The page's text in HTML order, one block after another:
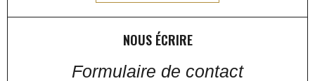
NOUS ÉCRIRE
Formulaire de contact